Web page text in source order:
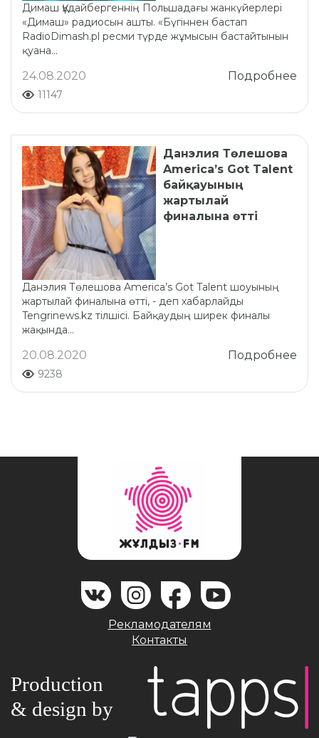
Димаш Құдайбергеннің Польшадағы жанкүйерлері
«Димаш» радиосын ашты. «Бүгіннен бастап
RadioDimash.pl ресми түрде жұмысын бастайтынын
қуана...
Подробнее
24.08.2020
11147
Данэлия Төлешова
America’s Got Talent
байқауының
жартылай
финалына өтті
Данэлия Төлешова America’s Got Talent шоуының
жартылай финалына өтті, - деп хабарлайды
Tengrinews.kz тілшісі. Байқаудың ширек финалы
жақында...
Подробнее
20.08.2020
9238
Рекламодателям
Контакты